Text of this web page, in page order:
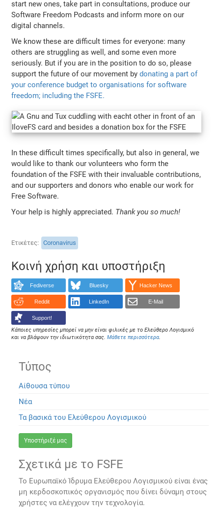
start new ones, take part in consultations, produce our
Software Freedom Podcasts and inform more on our
digital channels.
We know these are difficult times for everyone: many
others are struggling as well, and some even more
seriously. But if you are in the position to do so, please
support the future of our movement bydonating a part of
your conference budget to organisations for software
freedom; including the FSFE.
In these difficult times specifically, but also in general, we
would like to thank our volunteers who form the
foundation of the FSFE with their invaluable contributions,
and our supporters and donors who enable our work for
Free Software.
Your help is highly appreciated. Thank you so much!
Ετικέτες Coronavirus
Κοινή χρήση και υποστήριξη
Fediverse Bluesky Hacker News
Reddit LinkedIn E-Mail
Support!
Κάποιες υπηρεσίες μπορεί να μην είναι φιλικές με το Ελεύθερο Λογισμικό
και να βλάψουν την ιδιωτικότητα σας.Μάθετε περισσότερα.
Τύπος
Αίθουσα τύπου
Νέα
Τα βασικά του Ελεύθερου Λογισμικού
Υποστήριξέ μας
Σχετικά με το FSFE
Το Ευρωπαϊκό Ίδρυμα Ελεύθερου Λογισμικού είναι ένας
μη κερδοσκοπικός οργανισμός που δίνει δύναμη στους
χρήστες να ελέγχουν την τεχνολογία.